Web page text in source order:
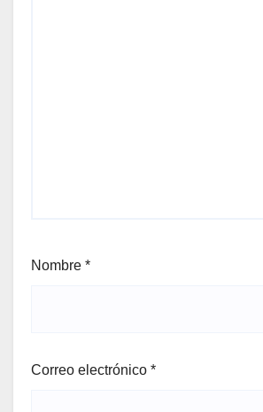
Nombre *
Correo electrónico *